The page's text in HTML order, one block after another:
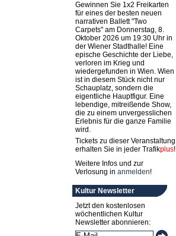
Gewinnen Sie 1x2 Freikarten
für eines der besten neuen
narrativen Ballett "Two
Carpets" am Donnerstag, 8.
Oktober 2026 um 19:30 Uhr in
der Wiener Stadthalle! Eine
epische Geschichte der Liebe,
verloren im Krieg und
wiedergefunden in Wien. Wien
ist in diesem Stück nicht nur
Schauplatz, sondern die
eigentliche Hauptfigur. Eine
lebendige, mitreißende Show,
die zu einem unvergesslichen
Erlebnis für die ganze Familie
wird.
Tickets zu dieser Veranstaltung
erhalten Sie in jeder Trafikplus!
Weitere Infos und zur
Verlosung in anmelden!
Kultur Newsletter
Jetzt den kostenlosen
wöchentlichen Kultur
Newsletter abonnieren: